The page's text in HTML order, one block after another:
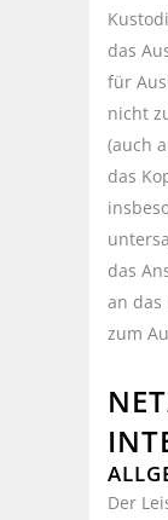
das
für
nicht
(auch
das
das
an das
zum
Der